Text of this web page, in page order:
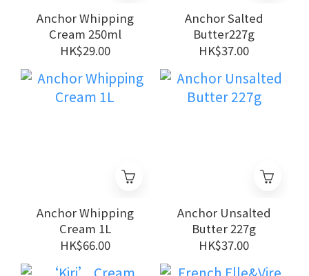
Anchor Whipping
Cream 250ml
HK$29.00
Anchor Salted
Butter227g
HK$37.00
Anchor Whipping
Cream 1L
HK$66.00
Anchor Unsalted
Butter 227g
HK$37.00